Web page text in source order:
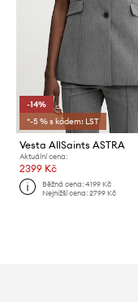
-14%
*-5 % s kódem: LST
Vesta AllSaints ASTRA
Aktuální cena:
2399 Kč
Běžná cena:4199 Kč
Nejnižší cena:2799 Kč